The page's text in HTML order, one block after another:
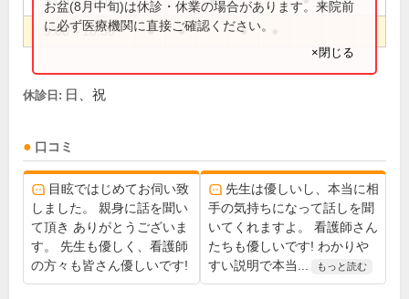
9:00～18:30 ● ● ●
お盆(8月中旬)は休診・休業の場合があります。来院前
に必ず医療機関に直接ご確認ください。
×閉じる
休診日: 日、祝
口コミ
目眩ではじめてお伺い致
しました。 親身に話を聞い
て頂き ありがとうございま
す。 先生も優しく、看護師
の方々も皆さん優しいです!
先生は優しいし、本当に相
手の気持ちになって話しを聞
いてくれますよ。 看護師さん
たちも優しいです! わかりや
すい説明で本当...
もっと読む